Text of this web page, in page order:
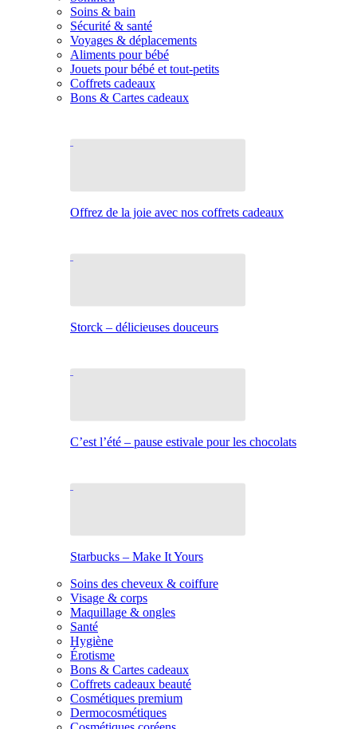
Soins & bain
Sécurité & santé
Voyages & déplacements
Aliments pour bébé
Jouets pour bébé et tout-petits
Coffrets cadeaux
Bons & Cartes cadeaux
Offrez de la joie avec nos coffrets cadeaux
Storck – délicieuses douceurs
C’est l’été – pause estivale pour les chocolats
Starbucks – Make It Yours
Soins des cheveux & coiffure
Visage & corps
Maquillage & ongles
Santé
Hygiène
Érotisme
Bons & Cartes cadeaux
Coffrets cadeaux beauté
Cosmétiques premium
Dermocosmétiques